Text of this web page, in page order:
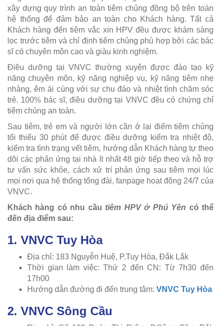
xây dựng quy trình an toàn tiêm chủng đồng bộ trên toàn
hệ thống để đảm bảo an toàn cho Khách hàng. Tất cả
Khách hàng đến tiêm vắc xin HPV đều được khám sàng
lọc trước tiêm và chỉ định tiêm chủng phù hợp bởi các bác
sĩ có chuyên môn cao và giàu kinh nghiệm.
Điều dưỡng tại VNVC thường xuyên được đào tạo kỹ
năng chuyên môn, kỹ năng nghiệp vụ, kỹ năng tiêm nhẹ
nhàng, êm ái cùng với sự chu đáo và nhiệt tình chăm sóc
trẻ. 100% bác sĩ, điều dưỡng tại VNVC đều có chứng chỉ
tiêm chủng an toàn.
Sau tiêm, trẻ em và người lớn cần ở lại điểm tiêm chủng
tối thiểu 30 phút để được điều dưỡng kiểm tra nhiệt độ,
kiểm tra tình trạng vết tiêm, hướng dẫn Khách hàng tự theo
dõi các phản ứng tại nhà ít nhất 48 giờ tiếp theo và hỗ trợ
tư vấn sức khỏe, cách xử trí phản ứng sau tiêm mọi lúc
mọi nơi qua hệ thống tổng đài, fanpage hoạt động 24/7 của
VNVC.
Khách hàng có nhu cầu tiêm HPV ở Phú Yên có thể
đến địa điểm sau:
1. VNVC Tuy Hòa
Địa chỉ: 183 Nguyễn Huệ, P.Tuy Hòa, Đắk Lắk
Thời gian làm việc: Thứ 2 đến CN: Từ 7h30 đến
17h00
Hướng dẫn đường đi đến trung tâm: VNVC Tuy Hòa
2. VNVC Sông Cầu